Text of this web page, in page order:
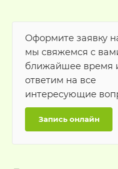
Оформите заявку
мы свяжемся с
ближайшее время
ответим на все
интересующие
Запись онлайн